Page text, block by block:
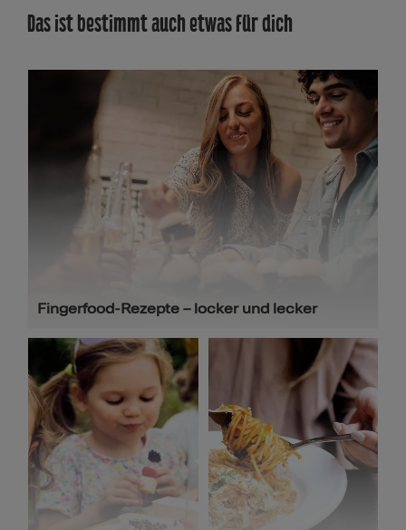
Das ist bestimmt auch etwas für dich
Fingerfood-Rezepte – locker und lecker